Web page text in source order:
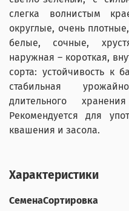
слегка волнистым
округлые, очень
белые, сочные,
наружная – короткая,
сорта: устойчивость к
стабильная
длительного
Рекомендуется для
квашения и засола.
Характеристики
СеменаСортировка